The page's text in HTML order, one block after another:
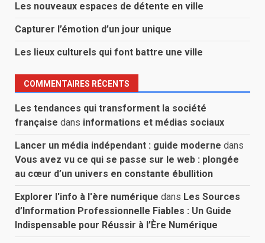
Les nouveaux espaces de détente en ville
Capturer l’émotion d’un jour unique
Les lieux culturels qui font battre une ville
COMMENTAIRES RÉCENTS
Les tendances qui transforment la société
française dans informations et médias sociaux
Lancer un média indépendant : guide moderne dans
Vous avez vu ce qui se passe sur le web : plongée
au cœur d’un univers en constante ébullition
Explorer l'info à l'ère numérique dans Les Sources
d’Information Professionnelle Fiables : Un Guide
Indispensable pour Réussir à l’Ère Numérique